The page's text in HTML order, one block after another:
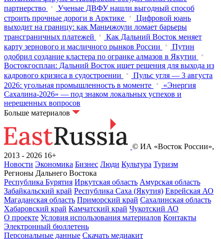
партнерство
Ученые ДВФУ нашли выгодный способ
строить прочные дороги в Арктике
Цифровой юань
выходит на границу: как Маньчжоули ломает барьеры
трансграничных платежей
Как Дальний Восток меняет
карту зернового и масличного рынков России
Путин
одобрил создание кластера по огранке алмазов в Якутии
Востокгосплан: Дальний Восток ищет решения для выхода из
кадрового кризиса в судостроении
Пульс угля — 3 августа
2026: угольная промышленность в моменте
«Энергия
Сахалина-2026» — под знаком локальных успехов и
нерешенных вопросов
Больше материалов
© ИА «Восток России»,
2013 - 2026 16+
Новости Экономика Бизнес Люди Культура Туризм
Регионы Дальнего Востока
Республика Бурятия Иркутская область Амурская область
Забайкальский край Республика Саха (Якутия) Еврейская АО
Магаданская область Приморский край Сахалинская область
Хабаровский край Камчатский край Чукотский АО
О проекте Условия использования материалов Контакты
Электронный бюллетень
Персональные данные Скачать медиакит